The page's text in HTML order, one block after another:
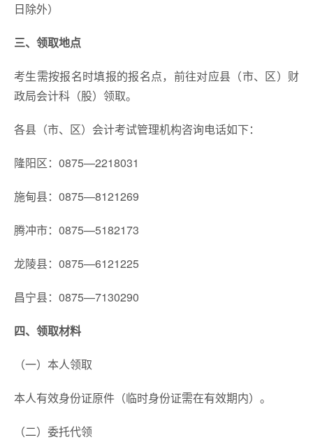
日除外）
三、领取地点
考生需按报名时填报的报名点，前往对应县（市、区）财
政局会计科（股）领取。
各县（市、区）会计考试管理机构咨询电话如下：
隆阳区：0875—2218031
施甸县：0875—8121269
腾冲市：0875—5182173
龙陵县：0875—6121225
昌宁县：0875—7130290
四、领取材料
（一）本人领取
本人有效身份证原件（临时身份证需在有效期内）。
（二）委托代领